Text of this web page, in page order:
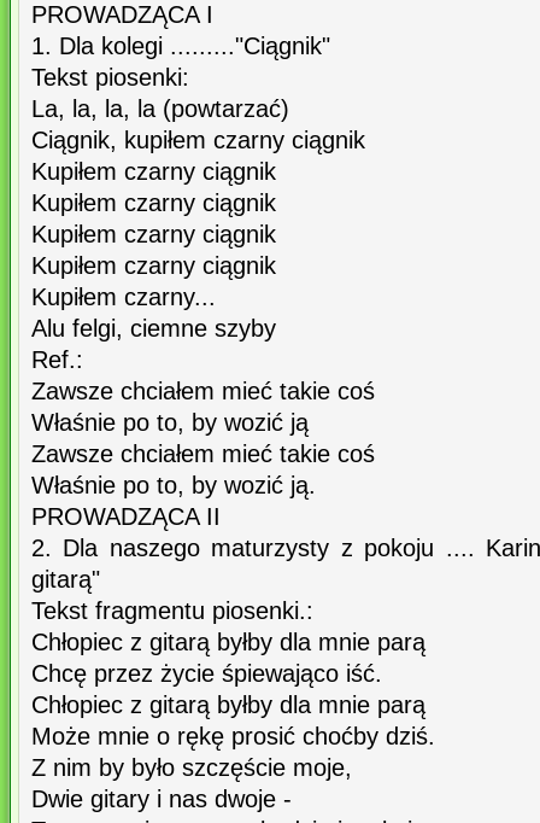
PROWADZĄCA I
1. Dla kolegi ........."Ciągnik"
Tekst piosenki:
La, la, la, la (powtarzać)
Ciągnik, kupiłem czarny ciągnik
Kupiłem czarny ciągnik
Kupiłem czarny ciągnik
Kupiłem czarny ciągnik
Kupiłem czarny ciągnik
Kupiłem czarny...
Alu felgi, ciemne szyby
Ref.:
Zawsze chciałem mieć takie coś
Właśnie po to, by wozić ją
Zawsze chciałem mieć takie coś
Właśnie po to, by wozić ją.
PROWADZĄCA II
2. Dla naszego maturzysty z pokoju ....
gitarą"
Tekst fragmentu piosenki.:
Chłopiec z gitarą byłby dla mnie parą
Chcę przez życie śpiewająco iść.
Chłopiec z gitarą byłby dla mnie parą
Może mnie o rękę prosić choćby dziś.
Z nim by było szczęście moje,
Dwie gitary i nas dwoje -